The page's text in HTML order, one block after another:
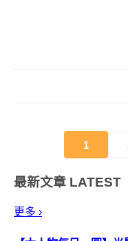
1
最新文章 LATEST
更多 ›